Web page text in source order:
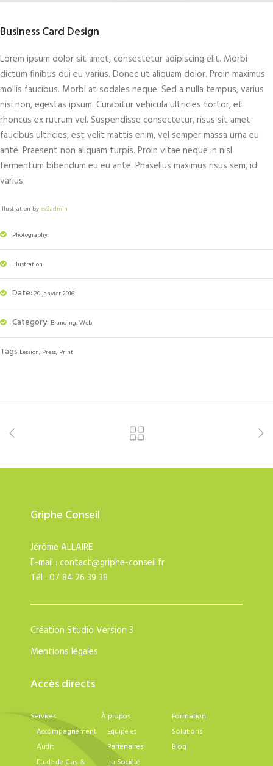
Business Card Design
Lorem ipsum dolor sit amet, consectetur adipiscing elit. Morbi
dictum finibus dui eu varius. Donec ut aliquam dolor. Proin maximus
mollis faucibus. Morbi at sodales neque. Sed a nulla tempus, varius
nisi non, egestas ipsum. Curabitur vehicula ultricies tortor, et
rhoncus ex rutrum vel. Suspendisse consectetur, risus sit amet
faucibus ultricies, est velit mattis enim, vel semper massa urna eu
ante. Praesent non aliquam turpis. Proin vitae neque in nisl
fermentum bibendum eu eu ante. Phasellus maximus risus sem, id
varius.
Illustration byev2admin
Photography
Illustration
Date: 20 janvier 2016
Category: Branding, Web
Tags Lession, Press, Print
Griphe Conseil
Jérôme ALLAIRE
E-mail : contact@griphe-conseil.fr
Tél : 07 84 26 39 38
Création Studio Version 3
Mentions légales
Accès directs
Services
Accompagnement
Audit
Etude de Cas &
À propos
Equipe et
Partenaires
La Société
Formation
Solutions
Blog